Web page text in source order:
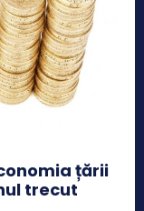
țării
trecut